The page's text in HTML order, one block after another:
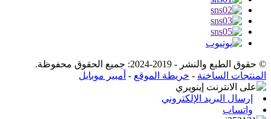
© حقوق الطبع والنشر - 2019-2024: جميع الحقوق محفوظة.
المنتجات الساخنة - خريطة الموقع - أمبير موبايل
إرسال البريد الإلكتروني
واتساب